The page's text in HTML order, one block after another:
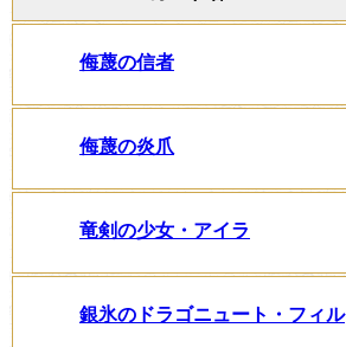
侮蔑の信者
侮蔑の炎爪
竜剣の少女・アイラ
銀氷のドラゴニュート・フィル